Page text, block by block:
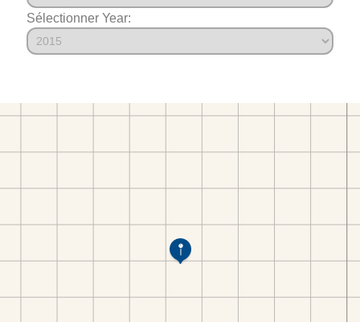
Sélectionner Year: